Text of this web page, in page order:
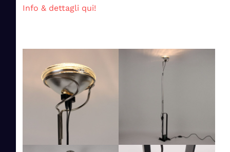
Info & dettagli qui!